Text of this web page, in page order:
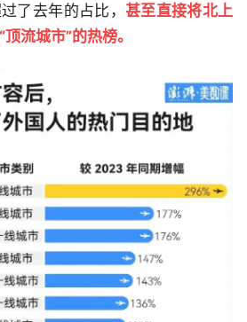
了去年的占比， 甚至直接将北上
流城市”的热榜。